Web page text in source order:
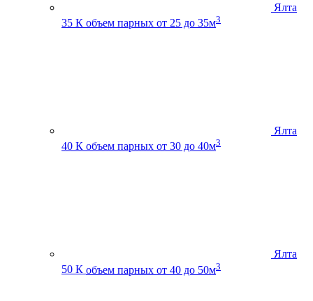
Ялта
35 К объем парных от 25 до 35м3
Ялта
40 К объем парных от 30 до 40м3
Ялта
50 К объем парных от 40 до 50м3